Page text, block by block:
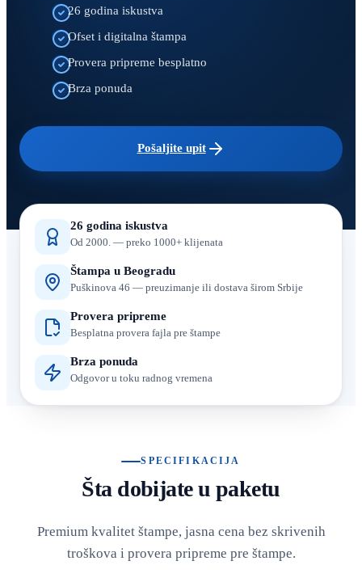
26 godina iskustva
Ofset i digitalna štampa
Provera pripreme besplatno
Brza ponuda
Pošaljite upit
26 godina iskustva
Od 2000. — preko 1000+ klijenata
Štampa u Beogradu
Puškinova 46 — preuzimanje ili dostava širom Srbije
Provera pripreme
Besplatna provera fajla pre štampe
Brza ponuda
Odgovor u toku radnog vremena
SPECIFIKACIJA
Šta dobijate u paketu
Premium kvalitet štampe, jasna cena bez skrivenih
troškova i provera pripreme pre štampe.